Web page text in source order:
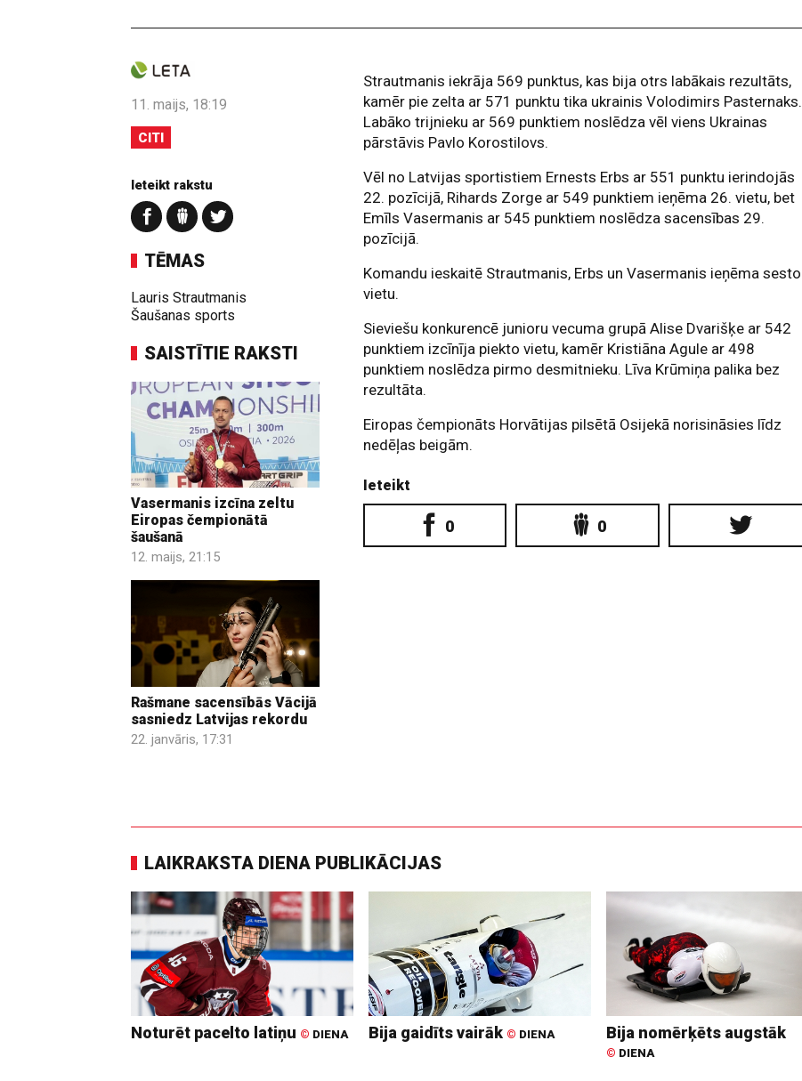
11. maijs, 18:19
CITI
Ieteikt rakstu
TĒMAS
Lauris Strautmanis
Šaušanas sports
SAISTĪTIE RAKSTI
Vasermanis izcīna zeltu
Eiropas čempionātā
šaušanā
12. maijs, 21:15
Rašmane sacensībās Vācijā
sasniedz Latvijas rekordu
22. janvāris, 17:31
Strautmanis iekrāja 569 punktus, kas bija otrs labākais rezultāts,
kamēr pie zelta ar 571 punktu tika ukrainis Volodimirs Pasternaks.
Labāko trijnieku ar 569 punktiem noslēdza vēl viens Ukrainas
pārstāvis Pavlo Korostilovs.
Vēl no Latvijas sportistiem Ernests Erbs ar 551 punktu ierindojās
22. pozīcijā, Rihards Zorge ar 549 punktiem ieņēma 26. vietu, bet
Emīls Vasermanis ar 545 punktiem noslēdza sacensības 29.
pozīcijā.
Komandu ieskaitē Strautmanis, Erbs un Vasermanis ieņēma sesto
vietu.
Sieviešu konkurencē junioru vecuma grupā Alise Dvarišķe ar 542
punktiem izcīnīja piekto vietu, kamēr Kristiāna Agule ar 498
punktiem noslēdza pirmo desmitnieku. Līva Krūmiņa palika bez
rezultāta.
Eiropas čempionāts Horvātijas pilsētā Osijekā norisināsies līdz
nedēļas beigām.
Ieteikt
0 0
LAIKRAKSTA DIENA PUBLIKĀCIJAS
Noturēt pacelto latiņu © DIENA Bija gaidīts vairāk © DIENA Bija nomērķēts augstāk
© DIENA